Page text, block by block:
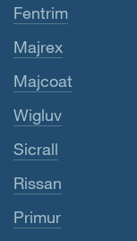
Fentrim
Majrex
Majcoat
Wigluv
Sicrall
Rissan
Primur